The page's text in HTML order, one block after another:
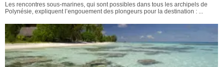
Les rencontres sous-marines, qui sont possibles dans tous les archipels de
Polynésie, expliquent l’engouement des plongeurs pour la destination : ...